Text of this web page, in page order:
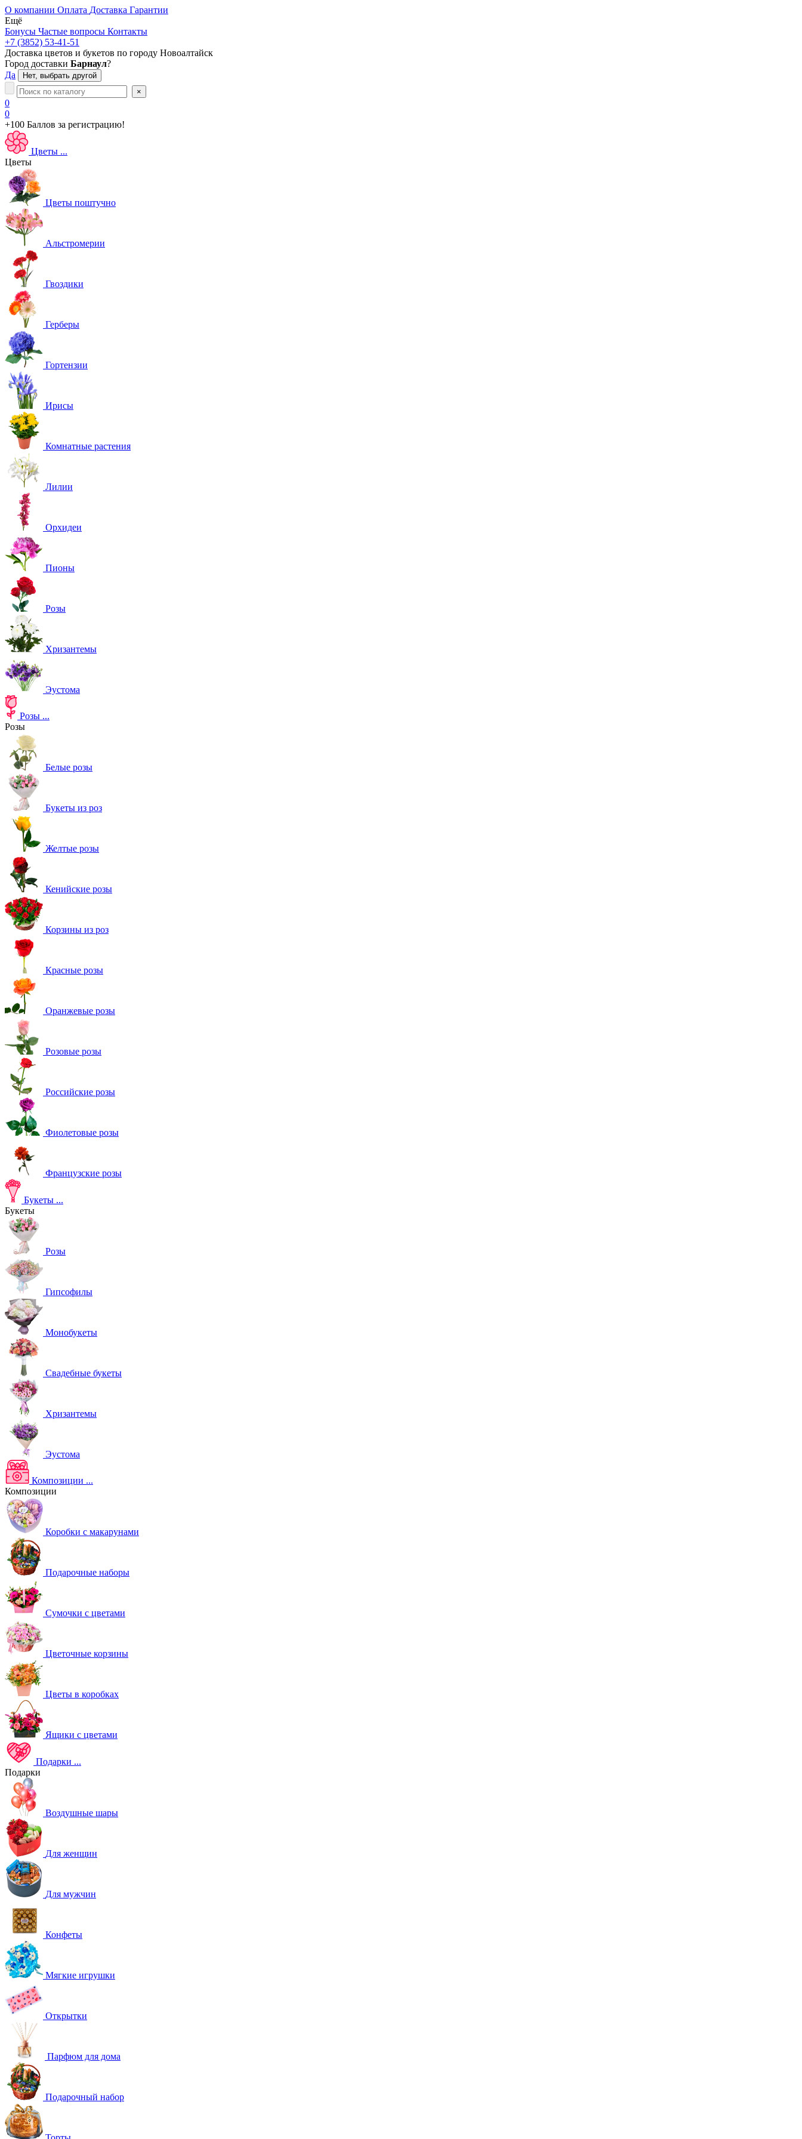
О компании Оплата Доставка Гарантии
Ещё
Бонусы Частые вопросы Контакты
+7 (3852) 53-41-51
Доставка цветов и букетов по городу Новоалтайск
Город доставки Барнаул?
Да
Нет, выбрать другой
×
0
0
+100 Баллов за регистрацию!
Цветы ...
Цветы
Цветы поштучно
Альстромерии
Гвоздики
Герберы
Гортензии
Ирисы
Комнатные растения
Лилии
Орхидеи
Пионы
Розы
Хризантемы
Эустома
Розы ...
Розы
Белые розы
Букеты из роз
Желтые розы
Кенийские розы
Корзины из роз
Красные розы
Оранжевые розы
Розовые розы
Российские розы
Фиолетовые розы
Французские розы
Букеты ...
Букеты
Розы
Гипсофилы
Монобукеты
Свадебные букеты
Хризантемы
Эустома
Композиции ...
Композиции
Коробки с макарунами
Подарочные наборы
Сумочки с цветами
Цветочные корзины
Цветы в коробках
Ящики с цветами
Подарки ...
Подарки
Воздушные шары
Для женщин
Для мужчин
Конфеты
Мягкие игрушки
Открытки
Парфюм для дома
Подарочный набор